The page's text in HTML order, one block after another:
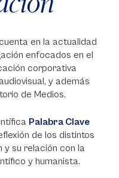
en la actualidad
enfocados en el
corporativa
y además
de Medios.
Palabra Clave
de los distintos
y su relación con la
y humanista.